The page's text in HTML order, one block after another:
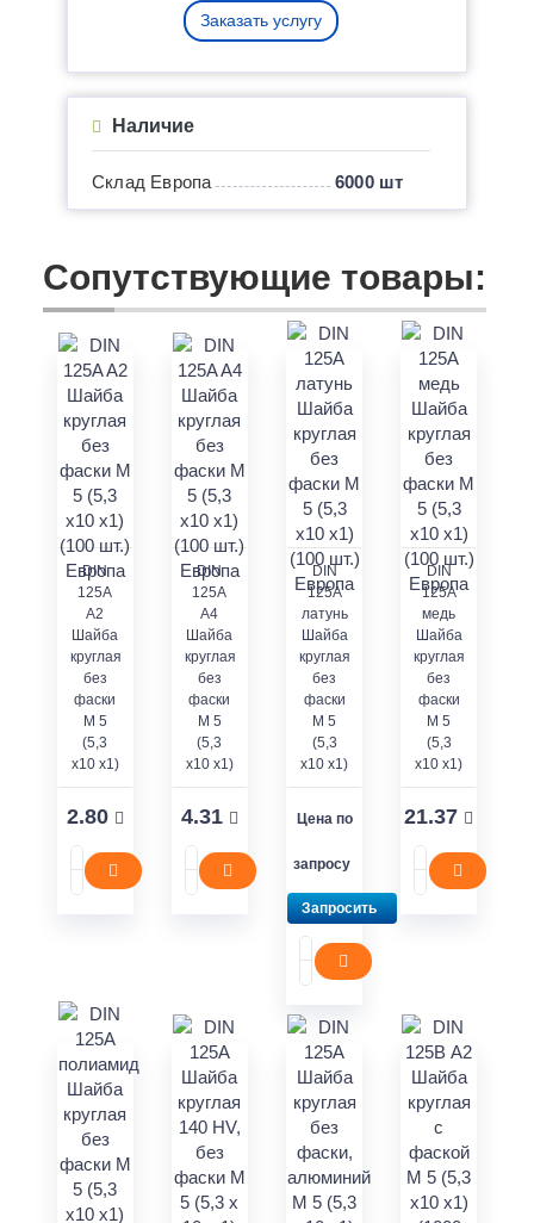
Заказать услугу
Наличие
Склад Европа 6000 шт
Сопутствующие товары:
DIN
125A
A2
Шайба
круглая
без
фаски
M 5
(5,3
x10 x1)
2.80
DIN
125A
A4
Шайба
круглая
без
фаски
M 5
(5,3
x10 x1)
4.31
DIN
125A
латунь
Шайба
круглая
без
фаски
M 5
(5,3
x10 x1)
Цена по
запросу
Запросить
DIN
125A
медь
Шайба
круглая
без
фаски
M 5
(5,3
x10 x1)
21.37